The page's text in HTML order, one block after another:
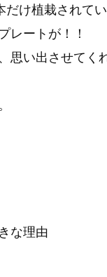
け植栽されてい
レートが！！
い出させてく
な理由